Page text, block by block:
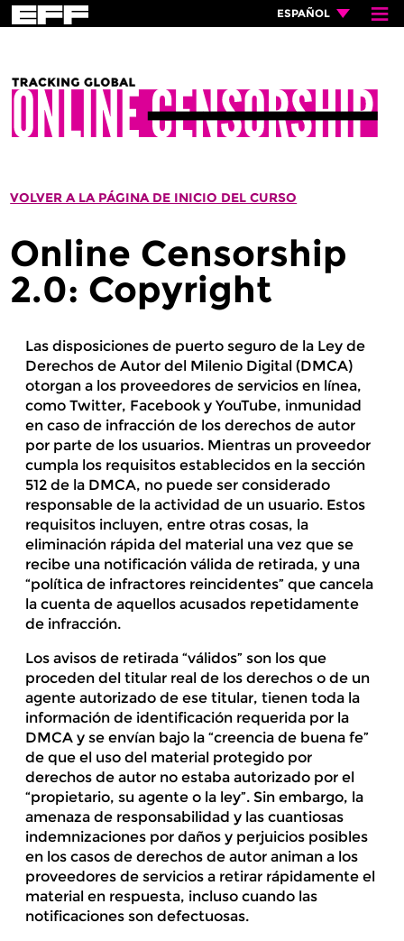
×
ESPAÑOL ≡
VOLVER A LA PÁGINA DE INICIO DEL CURSO
Online Censorship
2.0: Copyright
Las disposiciones de puerto seguro de la Ley de
Derechos de Autor del Milenio Digital (DMCA)
otorgan a los proveedores de servicios en línea,
como Twitter, Facebook y YouTube, inmunidad
en caso de infracción de los derechos de autor
por parte de los usuarios. Mientras un proveedor
cumpla los requisitos establecidos en la sección
512 de la DMCA, no puede ser considerado
responsable de la actividad de un usuario. Estos
requisitos incluyen, entre otras cosas, la
eliminación rápida del material una vez que se
recibe una notificación válida de retirada, y una
“política de infractores reincidentes” que cancela
la cuenta de aquellos acusados repetidamente
de infracción.
Los avisos de retirada “válidos” son los que
proceden del titular real de los derechos o de un
agente autorizado de ese titular, tienen toda la
información de identificación requerida por la
DMCA y se envían bajo la “creencia de buena fe”
de que el uso del material protegido por
derechos de autor no estaba autorizado por el
“propietario, su agente o la ley”. Sin embargo, la
amenaza de responsabilidad y las cuantiosas
indemnizaciones por daños y perjuicios posibles
en los casos de derechos de autor animan a los
proveedores de servicios a retirar rápidamente el
material en respuesta, incluso cuando las
notificaciones son defectuosas.